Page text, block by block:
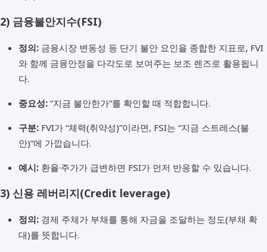
2) 금융불안지수(FSI)
정의:금융시장 변동성 등 단기 불안 요인을 종합한 지표로, FVI
와 함께 금융안정을 다각도로 보여주는 보조 렌즈로 활용됩니
다.
중요성:“지금 불안한가”를 확인할 때 적합합니다.
구분:FVI가 “체력(취약성)”이라면, FSI는 “지금 스트레스(불
안)”에 가깝습니다.
예시:환율·주가가 급변하면 FSI가 먼저 반응할 수 있습니다.
3) 신용 레버리지(Credit leverage)
정의:경제 주체가 부채를 통해 자금을 조달하는 정도(부채 확
대)를 뜻합니다.